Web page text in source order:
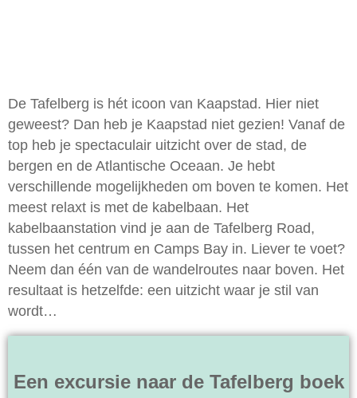
De Tafelberg is hét icoon van Kaapstad. Hier niet
geweest? Dan heb je Kaapstad niet gezien! Vanaf de
top heb je spectaculair uitzicht over de stad, de
bergen en de Atlantische Oceaan. Je hebt
verschillende mogelijkheden om boven te komen. Het
meest relaxt is met de kabelbaan. Het
kabelbaanstation vind je aan de Tafelberg Road,
tussen het centrum en Camps Bay in. Liever te voet?
Neem dan één van de wandelroutes naar boven. Het
resultaat is hetzelfde: een uitzicht waar je stil van
wordt…
Een excursie naar de Tafelberg boek